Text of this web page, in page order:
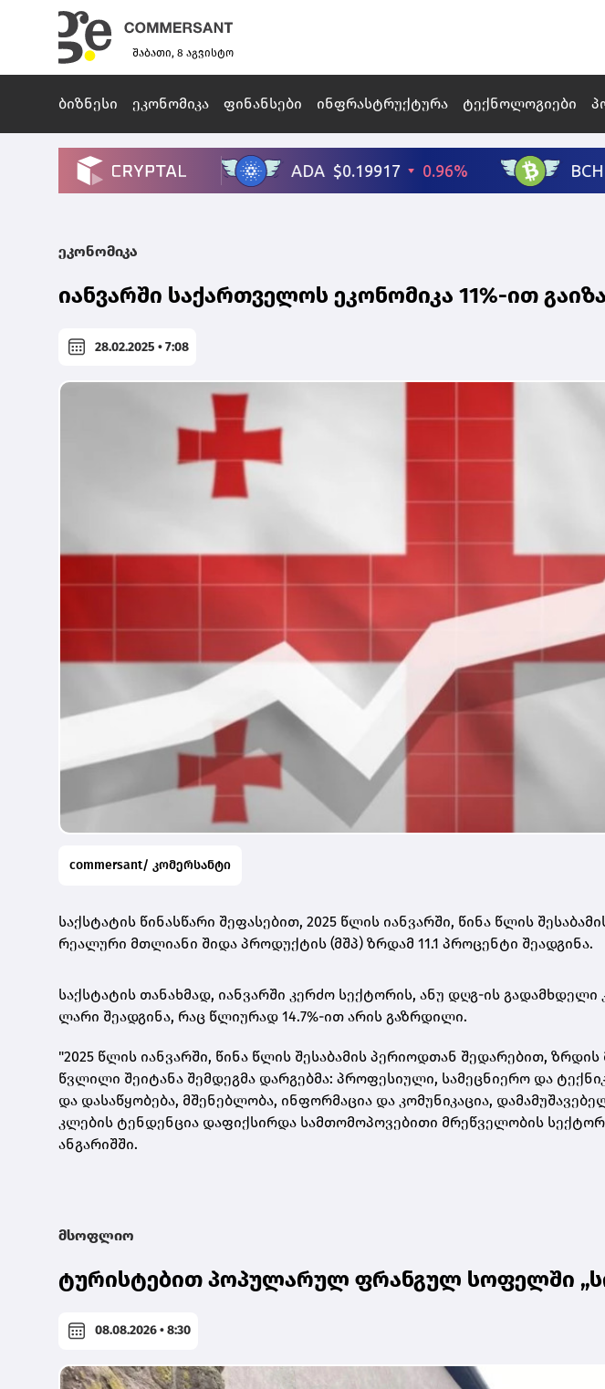
შაბათი, 8 აგვისტო
ბიზნესი ეკონომიკა ფინანსები ინფრასტრუქტურა ტექნოლოგიები
ეკონომიკა
იანვარში საქართველოს ეკონომიკა 11%-ით
28.02.2025 • 7:08
commersant/ კომერსანტი
საქსტატის წინასწარი შეფასებით, 2025 წლის იანვარში, წინა წლის
რეალური მთლიანი შიდა პროდუქტის (მშპ) ზრდამ 11.1 პროცენტი შეადგინა.
საქსტატის თანახმად, იანვარში კერძო სექტორის, ანუ დღგ-ის გადამხდელი
ლარი შეადგინა, რაც წლიურად 14.7%-ით არის გაზრდილი.
"2025 წლის იანვარში, წინა წლის შესაბამის პერიოდთან შედარებით,
წვლილი შეიტანა შემდეგმა დარგებმა: პროფესიული, სამეცნიერო და
და დასაწყობება, მშენებლობა, ინფორმაცია და კომუნიკაცია,
კლების ტენდენცია დაფიქსირდა სამთომოპოვებითი მრეწველობის
ანგარიშში.
მსოფლიო
ტურისტებით პოპულარულ ფრანგულ სოფელში
08.08.2026 • 8:30